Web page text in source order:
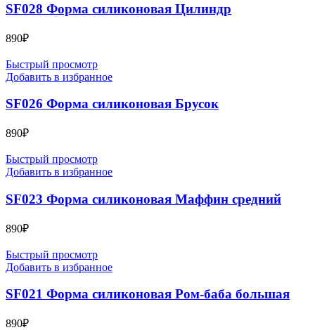
SF028 Форма силиконовая Цилиндр
890₽
Быстрый просмотр
Добавить в избранное
SF026 Форма силиконовая Брусок
890₽
Быстрый просмотр
Добавить в избранное
SF023 Форма силиконовая Маффин средний
890₽
Быстрый просмотр
Добавить в избранное
SF021 Форма силиконовая Ром-баба большая
890₽